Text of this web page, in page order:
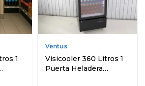
1
Ventus
Visicooler 360 Litros 1
Puerta Heladera